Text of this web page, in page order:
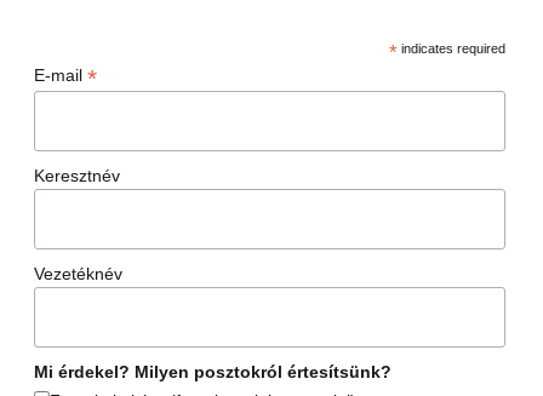
*indicates required
E-mail *
Keresztnév
Vezetéknév
Mi érdekel? Milyen posztokról értesítsünk?